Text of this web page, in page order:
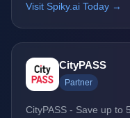
Visit Spiky.ai Today →
CityPASS
Partner
CityPASS - Save up to